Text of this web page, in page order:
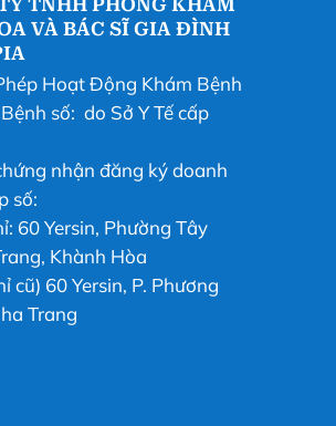
VÀ BÁC SĨ GIA ĐÌNH
Hoạt Động Khám Bệnh
số: do Sở Y Tế cấp
nhận đăng ký doanh
số:
60 Yersin, Phường Tây
Khành Hòa
cũ) 60 Yersin, P. Phương
Trang